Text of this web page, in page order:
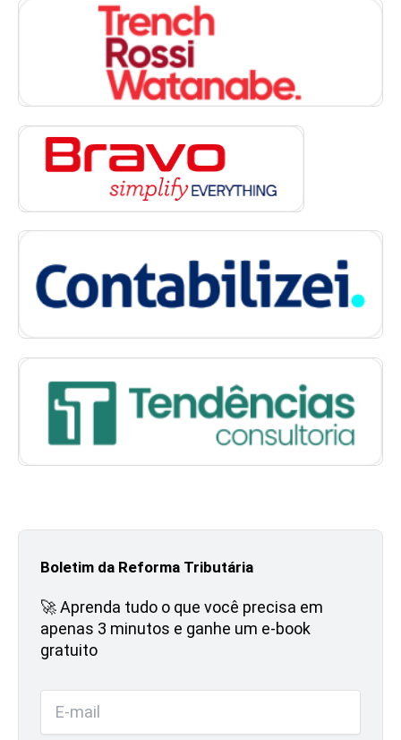
Boletim da Reforma Tributária
🚀 Aprenda tudo o que você precisa em
apenas 3 minutos e ganhe um e-book
gratuito